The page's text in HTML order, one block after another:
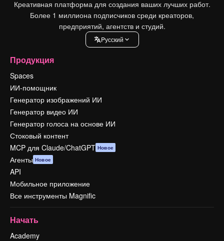
Креативная платформа для создания ваших лучших работ.
Более 1 миллиона подписчиков среди креаторов,
предприятий, агентств и студий.
Pусский
Продукция
Spaces
ИИ-помощник
Генератор изображений ИИ
Генератор видео ИИ
Генератор голоса на основе ИИ
Стоковый контент
MCP для Claude/ChatGPT Новое
Агенты Новое
API
Мобильное приложение
Все инструменты Magnific
Начать
Academy